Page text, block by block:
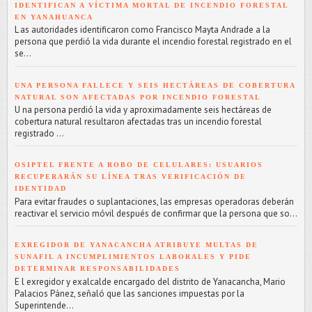
IDENTIFICAN A VÍCTIMA MORTAL DE INCENDIO FORESTAL
EN YANAHUANCA
L as autoridades identificaron como Francisco Mayta Andrade a la
persona que perdió la vida durante el incendio forestal registrado en el
se...
UNA PERSONA FALLECE Y SEIS HECTÁREAS DE COBERTURA
NATURAL SON AFECTADAS POR INCENDIO FORESTAL
U na persona perdió la vida y aproximadamente seis hectáreas de
cobertura natural resultaron afectadas tras un incendio forestal
registrado ...
OSIPTEL FRENTE A ROBO DE CELULARES: USUARIOS
RECUPERARÁN SU LÍNEA TRAS VERIFICACIÓN DE
IDENTIDAD
Para evitar fraudes o suplantaciones, las empresas operadoras deberán
reactivar el servicio móvil después de confirmar que la persona que so...
EXREGIDOR DE YANACANCHA ATRIBUYE MULTAS DE
SUNAFIL A INCUMPLIMIENTOS LABORALES Y PIDE
DETERMINAR RESPONSABILIDADES
E l exregidor y exalcalde encargado del distrito de Yanacancha, Mario
Palacios Pánez, señaló que las sanciones impuestas por la
Superintende...